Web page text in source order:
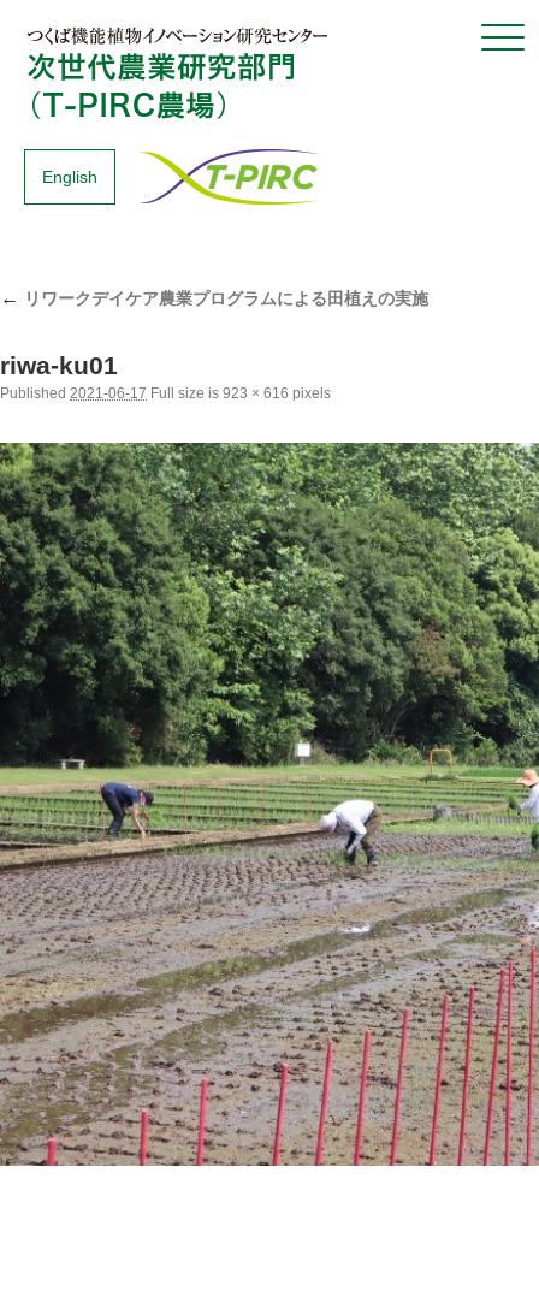
English
Click
← リワークデイケア農業プログラムによる田植えの実施
riwa-ku01
Published 2021-06-17 Full size is 923 × 616 pixels